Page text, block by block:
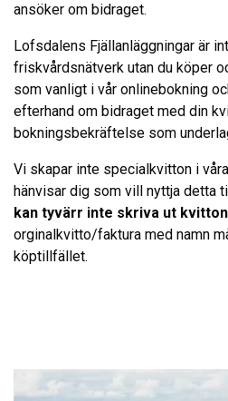
ansöker om bidraget.
Lofsdalens Fjällanläggningar är
friskvårdsnätverk utan du köper
som vanligt i vår onlinebokning
efterhand om bidraget med din
bokningsbekräftelse som
Vi skapar inte specialkvitton i
hänvisar dig som vill nyttja detta
kan tyvärr inte skriva ut
orginalkvitto/faktura med namn
köptillfället.